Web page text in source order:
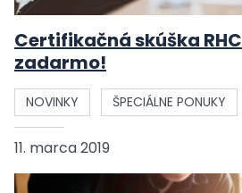
Certifikačná skúška
zadarmo!
NOVINKY ŠPECIÁLNE PONUKY
11. marca 2019